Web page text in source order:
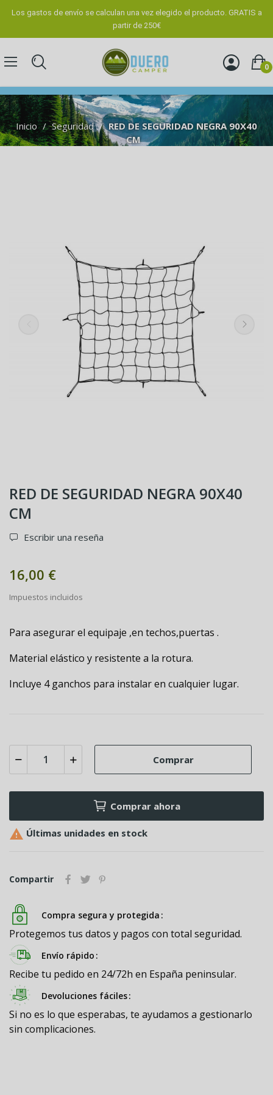
Los gastos de envío se calculan una vez elegido el producto. GRATIS a
partir de 250€
0
Inicio Seguridad
RED DE SEGURIDAD NEGRA 90X40
CM
RED DE SEGURIDAD NEGRA 90X40
CM
Escribir una reseña
16,00 €
Impuestos incluidos
Para asegurar el equipaje ,en techos,puertas .
Material elástico y resistente a la rotura.
Incluye 4 ganchos para instalar en cualquier lugar.
Comprar
Comprar ahora
 Últimas unidades en stock
Compartir
Compra segura y protegida
Protegemos tus datos y pagos con total seguridad.
Envío rápido
Recibe tu pedido en 24/72h en España peninsular.
Devoluciones fáciles
Si no es lo que esperabas, te ayudamos a gestionarlo
sin complicaciones.